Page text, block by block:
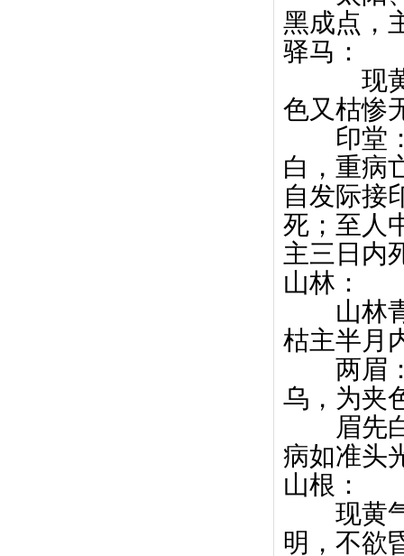
黑成点
驿马：
现黄气
色又枯惨
印堂：
白，重病
自发际接
死；至人
主三日内
山林：
山林青
枯主半月
两眉：
乌，为
眉先白
病如准
山根：
现黄气
明，不欲